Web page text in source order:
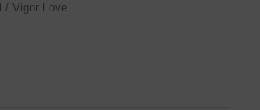
/ Vigor Love